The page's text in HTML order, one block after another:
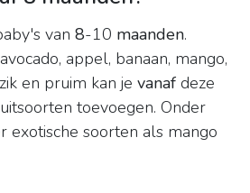
van 8-10 maanden.
appel, banaan, mango,
en pruim kan je vanaf deze
toevoegen. Onder
exotische soorten als mango